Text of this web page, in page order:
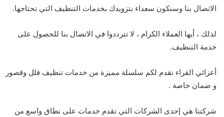
الاتصال بنا وسنكون سعداء بتزويدك بخدمات التنظيف التي تحتاجها.
لذلك ، أيها العملاء الكرام ، لا تترددوا في الاتصال بنا للحصول على
خدمة التنظيف.
أعزائي القراء نقدم لكم سلسلة مميزة من خدمات تنظيف فلل وقصور
و ضمان خاصة .
شركتنا هي إحدى الشركات التي تقدم خدمات على نطاق واسع من